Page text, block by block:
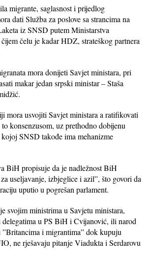
migrante, saglasnost i prijedlog
dati Služba za poslove sa strancima na
iz SNSD putem Ministarstva
čelu je kadar HDZ, strateškog partnera
mora donijeti Savjet ministara, pri
makar jedan srpski ministar – Staša
mora usvojiti Savjet ministara a ratifikovati
konsenzusom, uz prethodno dobijenu
SNSD takođe ima mehanizme
BiH propisuje da je nadležnost BiH
useljavanje, izbjeglice i azil”, što govori da
uputio u pogrešan parlament.
svojim ministrima u Savjetu ministara,
u PS BiH i Cvijanović, ili narod
”Britancima i migrantima” dok kupuju
ne rješavaju pitanje Viadukta i Serdarovu